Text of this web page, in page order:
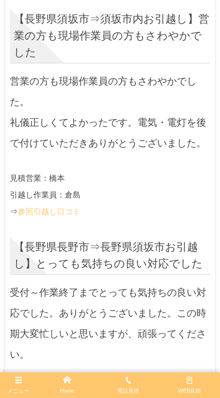
【長野県須坂市⇒須坂市内お引越し】営
業の方も現場作業員の方もさわやかで
した
営業の方も現場作業員の方もさわやかでし
た。
礼儀正しくてよかったです。電気・電灯を後
で付けていただきありがとうございました。
見積営業：橋本
引越し作業員：倉島
⇒参照引越し口コミ
【長野県長野市⇒長野県須坂市お引越
し】とっても気持ちの良い対応でした
受付～作業終了までとっても気持ちの良い対
応でした。ありがとうございました。この時
期大変忙しいと思いますが、頑張ってくださ
い。
見積営業：水内
メニュー Home 電話見積 WEB見積